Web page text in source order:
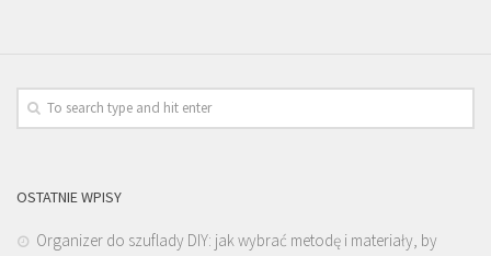
OSTATNIE WPISY
Organizer do szuflady DIY: jak wybrać metodę i materiały, by